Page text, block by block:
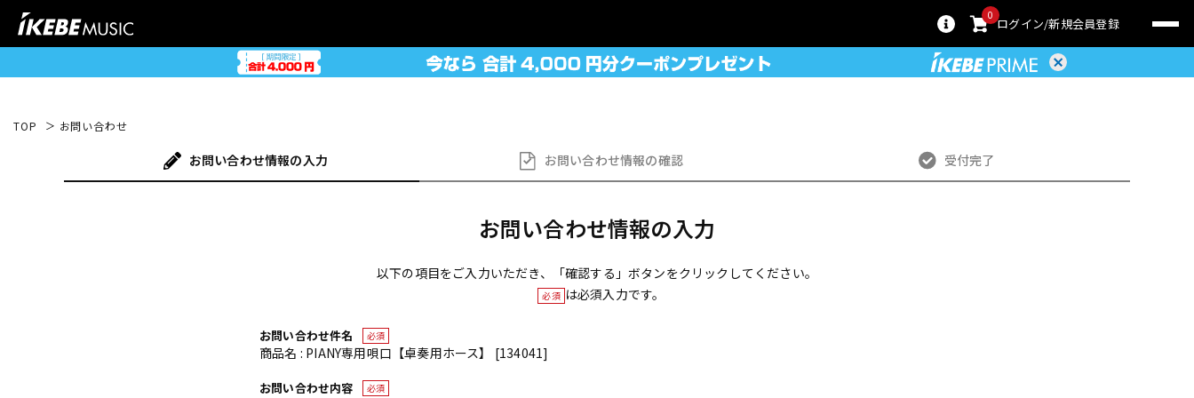
0
ログイン 新規会員登録
TOP お問い合わせ
お問い合わせ情報の入力 お問い合わせ情報の確認 受付完了
お問い合わせ情報の入力
以下の項目をご入力いただき、「確認する」ボタンをクリックしてください。
必須 は必須入力です。
お問い合わせ件名 必須
商品名 : PIANY専用唄口【卓奏用ホース】 [134041]
お問い合わせ内容 必須